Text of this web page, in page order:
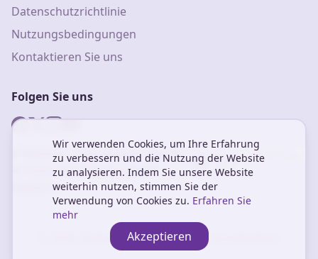
Datenschutzrichtlinie
Nutzungsbedingungen
Kontaktieren Sie uns
Folgen Sie uns
© 2026 DialogoVivo. Alle Rechte vorbehalten.
Wir verwenden Cookies, um Ihre Erfahrung
zu verbessern und die Nutzung der Website
zu analysieren. Indem Sie unsere Website
weiterhin nutzen, stimmen Sie der
Verwendung von Cookies zu. Erfahren Sie
mehr
Akzeptieren